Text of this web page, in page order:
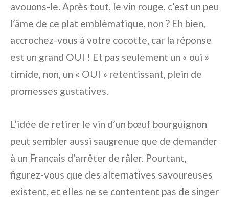
avouons-le. Après tout, le vin rouge, c’est un peu
l’âme de ce plat emblématique, non ? Eh bien,
accrochez-vous à votre cocotte, car la réponse
est un grand OUI ! Et pas seulement un « oui »
timide, non, un « OUI » retentissant, plein de
promesses gustatives.
L’idée de retirer le vin d’un bœuf bourguignon
peut sembler aussi saugrenue que de demander
à un Français d’arrêter de râler. Pourtant,
figurez-vous que des alternatives savoureuses
existent, et elles ne se contentent pas de singer